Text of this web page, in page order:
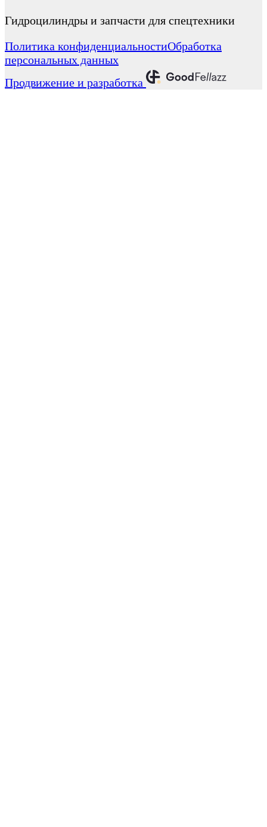
Гидроцилиндры и запчасти для спецтехники
Политика конфиденциальностиОбработка
персональных данных
Продвижение и разработка